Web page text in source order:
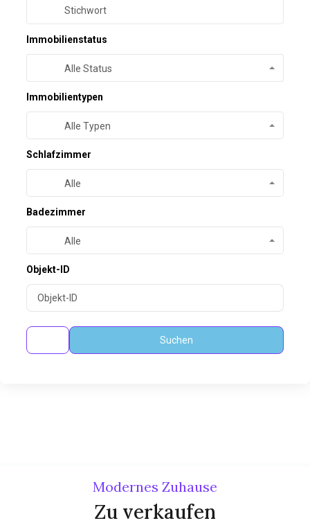
Immobilienstatus
Alle Status
Immobilientypen
Alle Typen
Schlafzimmer
Alle
Badezimmer
Alle
Objekt-ID
Suchen
Modernes Zuhause
Zu verkaufen